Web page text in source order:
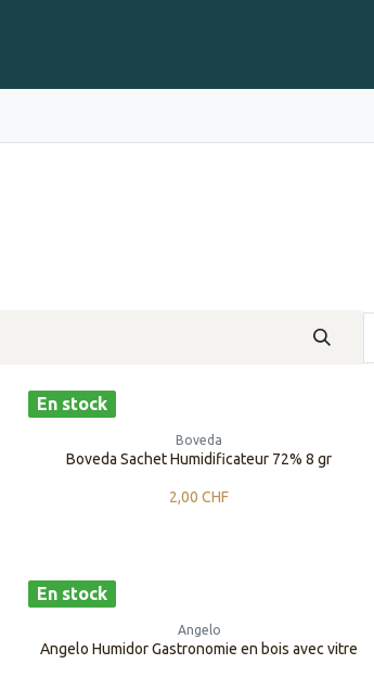
En stock
Boveda
Boveda Sachet Humidificateur 72% 8 gr
2,00 CHF
En stock
Angelo
Angelo Humidor Gastronomie en bois avec vitre